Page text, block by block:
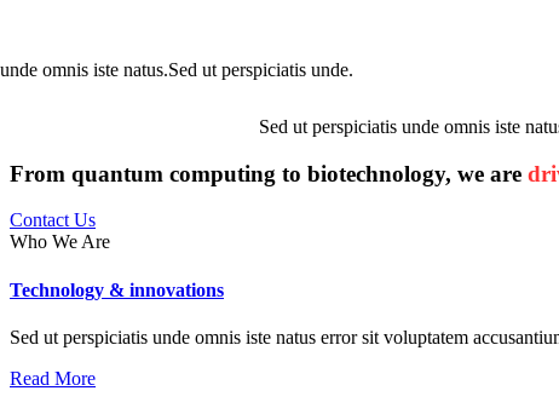
omnis iste natus.Sed ut perspiciatis unde.
Sed ut perspiciatis unde omnis iste
From quantum computing to biotechnology, we are
Contact Us
Who We Are
Technology & innovations
Sed ut perspiciatis unde omnis iste natus error sit voluptatem
Read More